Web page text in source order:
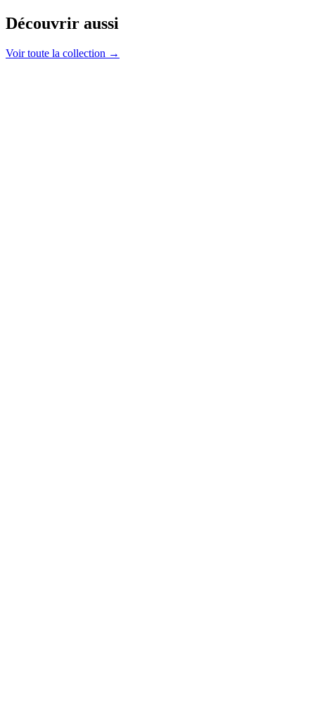
Découvrir aussi
Voir toute la collection →